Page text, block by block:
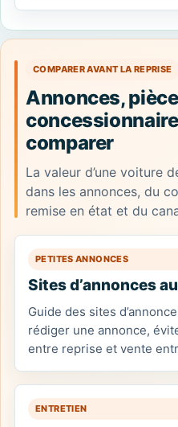
COMPARER AVANT LA REPRISE
Annonces,
comparer
La valeur d’une voiture
dans les annonces, du
remise en état et du
PETITES ANNONCES
Sites d’annonces
Guide des sites
rédiger une annonce,
entre reprise et vente
ENTRETIEN